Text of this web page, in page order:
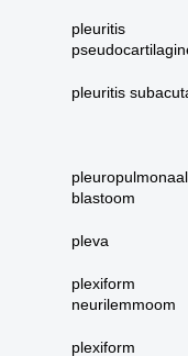
pleuritis
pleuritis
pleuropulmonaal
blastoom
pleva
plexiform
neurilemmoom
plexiform